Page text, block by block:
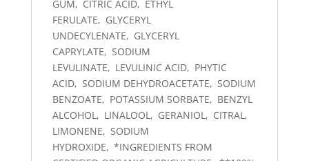
GUM, CITRIC ACID, ETHYL
FERULATE, GLYCERYL
UNDECYLENATE, GLYCERYL
CAPRYLATE, SODIUM
LEVULINATE, LEVULINIC ACID, PHYTIC
ACID, SODIUM DEHYDROACETATE, SODIUM
BENZOATE, POTASSIUM SORBATE, BENZYL
ALCOHOL, LINALOOL, GERANIOL, CITRAL,
LIMONENE, SODIUM
HYDROXIDE, *INGREDIENTS FROM